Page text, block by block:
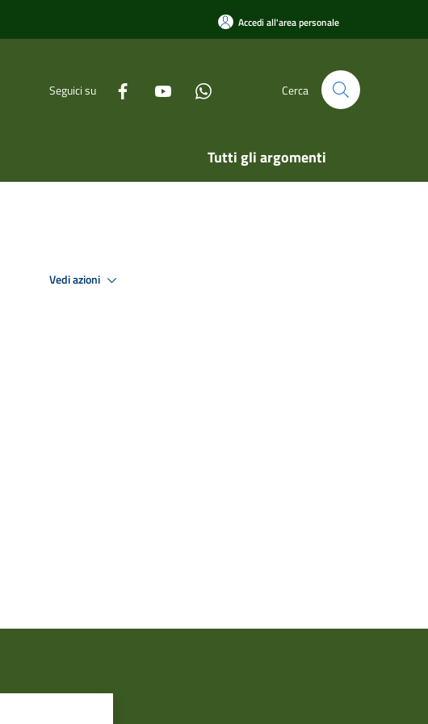
Accedi all'area personale
Seguici su Cerca
Tutti gli argomenti
Vedi azioni